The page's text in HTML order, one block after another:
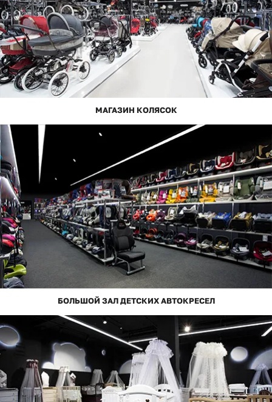
МАГАЗИН КОЛЯСОК
БОЛЬШОЙ ЗАЛ ДЕТСКИХ АВТОКРЕСЕЛ